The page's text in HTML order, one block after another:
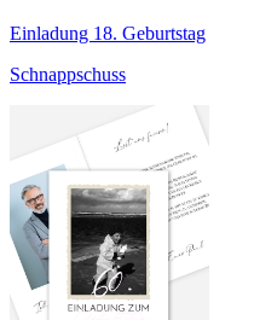
Einladung 18. Geburtstag
Schnappschuss